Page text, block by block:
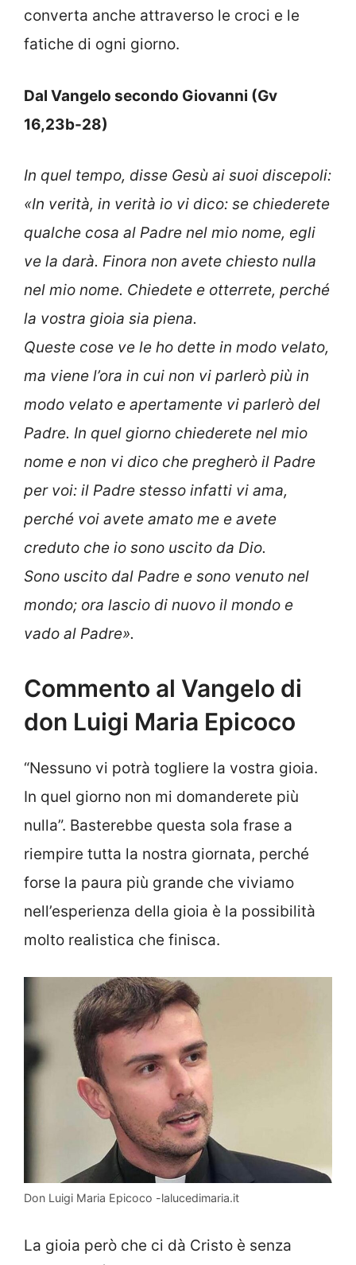
converta anche attraverso le croci e le
fatiche di ogni giorno.
Dal Vangelo secondo Giovanni (Gv
16,23b-28)
In quel tempo, disse Gesù ai suoi discepoli:
«In verità, in verità io vi dico: se chiederete
qualche cosa al Padre nel mio nome, egli
ve la darà. Finora non avete chiesto nulla
nel mio nome. Chiedete e otterrete, perché
la vostra gioia sia piena.
Queste cose ve le ho dette in modo velato,
ma viene l’ora in cui non vi parlerò più in
modo velato e apertamente vi parlerò del
Padre. In quel giorno chiederete nel mio
nome e non vi dico che pregherò il Padre
per voi: il Padre stesso infatti vi ama,
perché voi avete amato me e avete
creduto che io sono uscito da Dio.
Sono uscito dal Padre e sono venuto nel
mondo; ora lascio di nuovo il mondo e
vado al Padre».
Commento al Vangelo di
don Luigi Maria Epicoco
“Nessuno vi potrà togliere la vostra gioia.
In quel giorno non mi domanderete più
nulla”. Basterebbe questa sola frase a
riempire tutta la nostra giornata, perché
forse la paura più grande che viviamo
nell’esperienza della gioia è la possibilità
molto realistica che finisca.
Don Luigi Maria Epicoco -lalucedimaria.it
La gioia però che ci dà Cristo è senza